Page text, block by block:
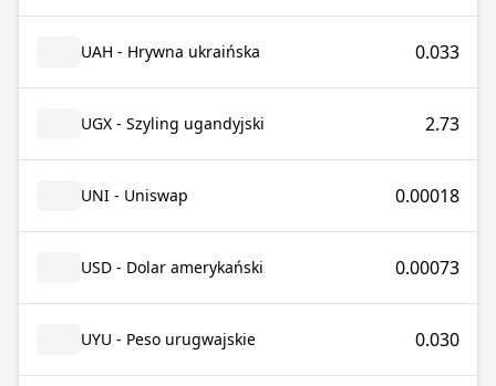
UAH - Hrywna ukraińska 0.033
UGX - Szyling ugandyjski 2.73
UNI - Uniswap 0.00018
USD - Dolar amerykański 0.00073
UYU - Peso urugwajskie 0.030